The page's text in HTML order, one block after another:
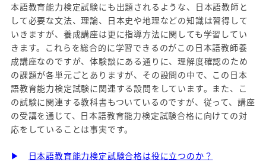
本語教育能力検定試験にも出題されるような、日本語教師と
して必要な文法、理論、日本史や地理などの知識は習得して
いきますが、養成講座は更に指導方法に関しても学習してい
きます。これらを総合的に学習できるのがこの日本語教師養
成講座なのですが、体験談にある通りに、理解度確認のため
の課題が各単元ごとありますが、その設問の中で、この日本
語教育能力検定試験に関連する設問をしています。また、こ
の試験に関連する教科書もついているのですが、従って、講座
の受講を通じて、日本語教育能力検定試験合格に向けての対
応をしていることは事実です。
▶ 日本語教育能力検定試験合格は役に立つのか？